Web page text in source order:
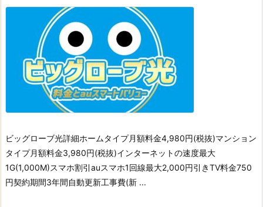
ビッグローブ光詳細ホームタイプ月額料金4,980円(税抜)マンション
タイプ月額料金3,980円(税抜)インターネットの速度最大
1G(1,000M)スマホ割引auスマホ1回線最大2,000円引きTV料金750
円契約期間3年間自動更新工事費(新 ...